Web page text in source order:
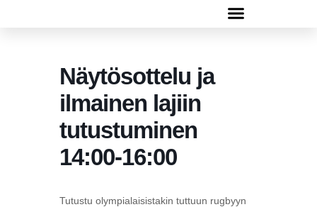
Näytösottelu ja
ilmainen lajiin
tutustuminen
14:00-16:00
Tutustu olympialaisistakin tuttuun rugbyyn